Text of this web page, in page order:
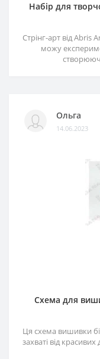
Набір для
Стрінг-арт від Abris
можу
Ольга
14.06.2023
Схема для
Ця схема вишивки
захваті від